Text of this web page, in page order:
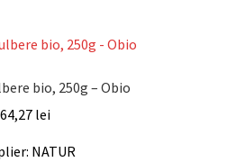
bio, 250g – Obio
64,27 lei
NATUR